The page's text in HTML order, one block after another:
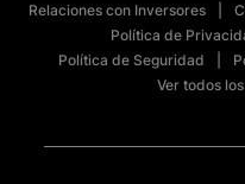
Relaciones con Inversores
Política de
Política de Seguridad
Ver todos